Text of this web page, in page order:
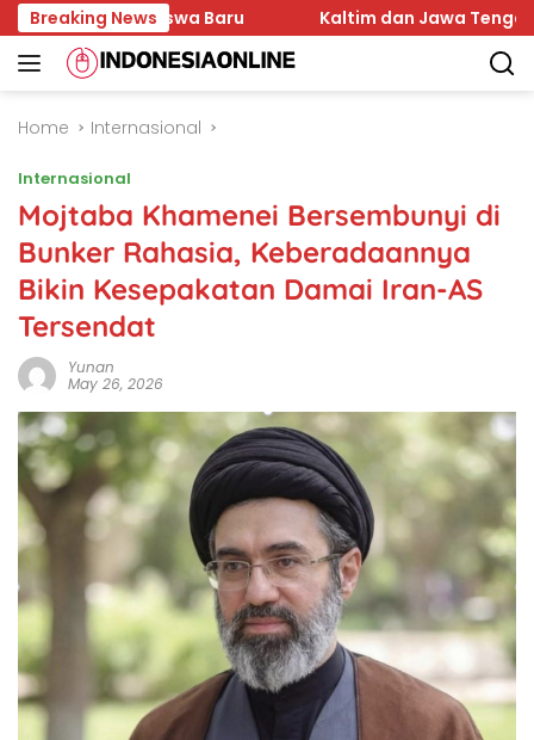
Skip
to
content
Breaking News
Mahasiswa Baru Kaltim dan Jawa Tengah
Home Internasional
Internasional
Mojtaba Khamenei Bersembunyi di
Bunker Rahasia, Keberadaannya
Bikin Kesepakatan Damai Iran-AS
Tersendat
Yunan
May 26, 2026